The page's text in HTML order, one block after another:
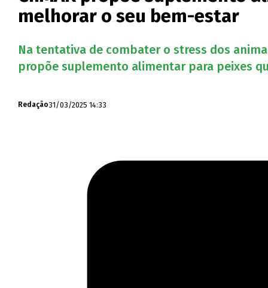
melhorar o seu bem-estar
Na tentativa de combater o stress dos
propõe suplemento alimentar para peixes
Redação31/03/2025 14:33